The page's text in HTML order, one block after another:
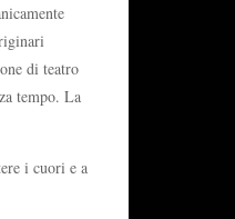
di teatro
tempo. La
i cuori e a